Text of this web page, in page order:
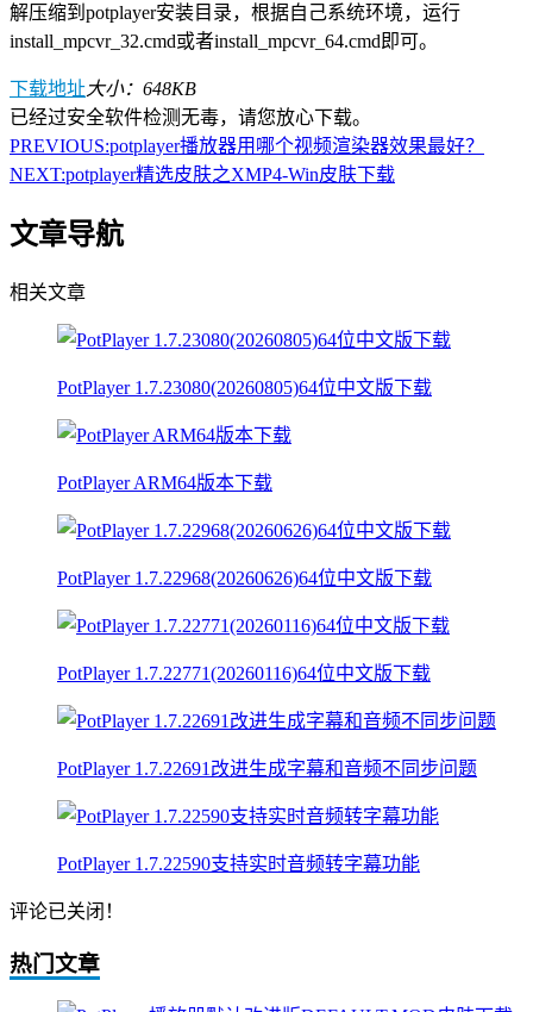
解压缩到potplayer安装目录，根据自己系统环境，运行
install_mpcvr_32.cmd或者install_mpcvr_64.cmd即可。
下载地址大小：648KB
已经过安全软件检测无毒，请您放心下载。
PREVIOUS:potplayer播放器用哪个视频渲染器效果最好？
NEXT:potplayer精选皮肤之XMP4-Win皮肤下载
文章导航
相关文章
PotPlayer 1.7.23080(20260805)64位中文版下载
PotPlayer ARM64版本下载
PotPlayer 1.7.22968(20260626)64位中文版下载
PotPlayer 1.7.22771(20260116)64位中文版下载
PotPlayer 1.7.22691改进生成字幕和音频不同步问题
PotPlayer 1.7.22590支持实时音频转字幕功能
评论已关闭！
热门文章